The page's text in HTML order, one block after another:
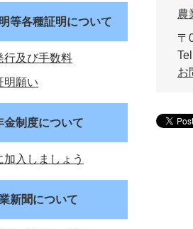
農
〒
お
等各種証明について
行及び手数料
明願い
金制度について
入しましょう
新聞について